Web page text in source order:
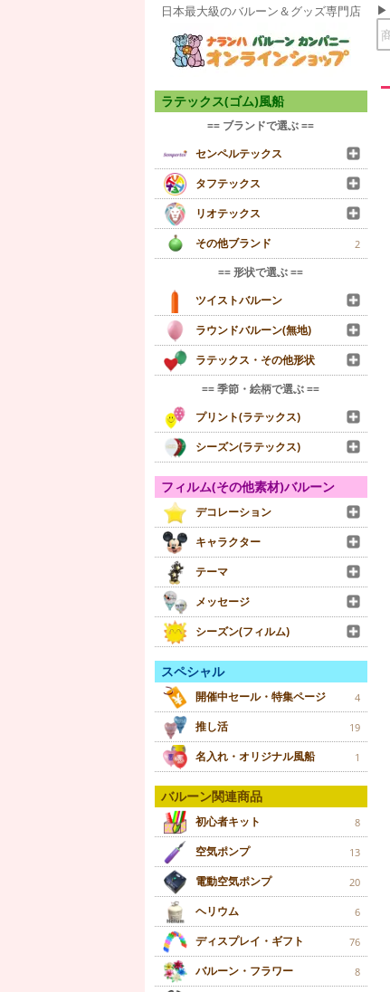
日本最大級のバルーン＆グッズ専門店
ラテックス(ゴム)風船
== ブランドで選ぶ ==
センペルテックス
タフテックス
リオテックス
その他ブランド
2
== 形状で選ぶ ==
ツイストバルーン
ラウンドバルーン(無地)
ラテックス・その他形状
== 季節・絵柄で選ぶ ==
プリント(ラテックス)
シーズン(ラテックス)
フィルム(その他素材)バルーン
デコレーション
キャラクター
テーマ
メッセージ
シーズン(フィルム)
スペシャル
開催中セール・特集ページ 4
推し活 19
名入れ・オリジナル風船 1
バルーン関連商品
初心者キット 8
空気ポンプ 13
電動空気ポンプ 20
ヘリウム 6
ディスプレイ・ギフト 76
バルーン・フラワー 8